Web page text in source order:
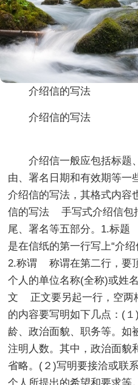
介绍信的写法
介绍信的写法
介绍信一般应包括标题
由、署名日期和有效期等一
介绍信的写法，其格式内容
信的写法 手写式介绍信包
尾、署名等五部分。1.标
是在信纸的第一行写上“介绍
2.称谓 称谓在第二行，要
个人的单位名称(全称)或姓
文 正文要另起一行，空两
的内容要写明如下几点：(
龄、政治面貌、职务等。如
注明人数。其中，政治面貌
省略。(２)写明要接洽或联
个人所提出的希望和要求等